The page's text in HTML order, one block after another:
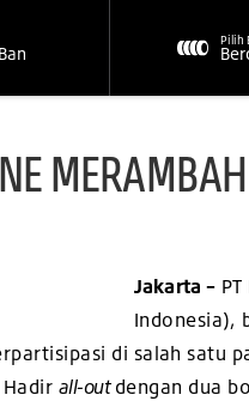
Pilih
Jakarta –
Indonesia),
di salah satu
all-out dengan dua